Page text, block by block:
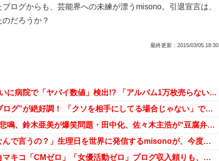
ログからも、芸能界への未練が漂うmisono。引退宣言は、
だろうか？
最終更新： 2015/03/05 18:30
“激務”misonoが、ついに病院で「ヤバイ数値」検出!? 「アルバム1万枚売らないと……」宣言は大丈夫か
misonoの“お騒がせブログ”が絶好調！ 「クソを相手にしてる場合じゃない」で、また話題沸騰中
misonoが謎の激務に悲鳴、鈴木亜美が爆笑問題・田中化、佐々木主浩が“豆腐弁当”に反論……芸能人の諸行無常
「聞いてないのに、なんで言うの？」生理日を世界に発信するmisonoが、今度は岸田健作との恋愛を公表！
謝罪から半年……江角マキコ「CMゼロ」「女優活動ゼロ」ブログ収入頼りも、新たな火種投下で崖っぷち